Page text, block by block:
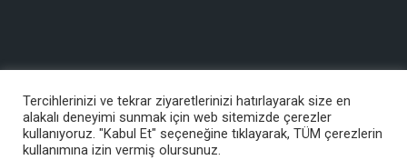
Copyright © 2017, Türkiye Otomobil Sporları Federasyonu
Bu site içeriğinin her türlü hakkı TOSFED’e aittir. İzinsiz kullanılamaz.
Tercihlerinizi ve tekrar ziyaretlerinizi hatırlayarak size en
alakalı deneyimi sunmak için web sitemizde çerezler
kullanıyoruz. "Kabul Et" seçeneğine tıklayarak, TÜM çerezlerin
kullanımına izin vermiş olursunuz.